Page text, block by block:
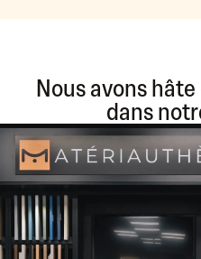
Nous avons
dans